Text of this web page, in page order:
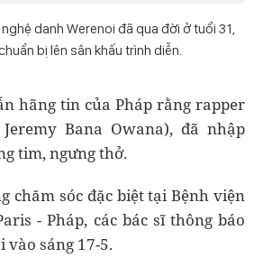
danh Werenoi đã qua đời ở tuổi 31,
bị lên sân khấu trình diễn.
hãng tin của Pháp rằng rapper
Bana Owana), đã nhập
tim, ngưng thở.
chăm sóc đặc biệt tại Bệnh viện
- Pháp, các bác sĩ thông báo
sáng 17-5.